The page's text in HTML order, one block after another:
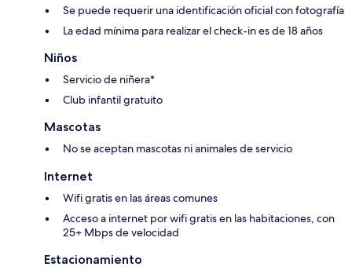
Se puede requerir una identificación oficial con fotografía
La edad mínima para realizar el check-in es de 18 años
Niños
Servicio de niñera*
Club infantil gratuito
Mascotas
No se aceptan mascotas ni animales de servicio
Internet
Wifi gratis en las áreas comunes
Acceso a internet por wifi gratis en las habitaciones, con
25+ Mbps de velocidad
Estacionamiento